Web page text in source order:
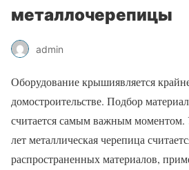
металлочерепицы
admin
Оборудование крышиявляется
домостроительстве. Подбор
считается самым важным
лет металлическая черепица
распространенных материалов,